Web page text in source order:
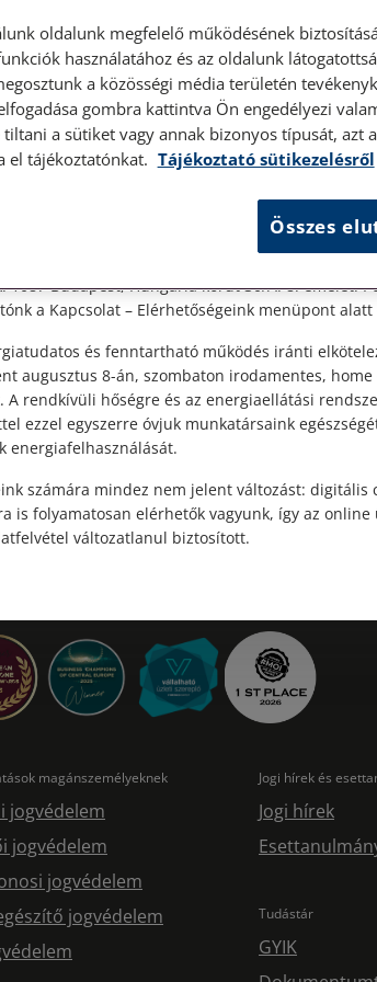
magánszemélyeknek
jogvédelem
jogvédelem
jogvédelem
jogvédelem
Jogi hírek és
Jogi hírek
Tudástár
GYIK
ügyfélfogadás
ügyfélszolgálatunk telefonon történő előzetes
1087 Budapest, Hungária körút 30/A. 8. emelet.
a Kapcsolat – Elérhetőségeink menüpont
és fenntartható működés iránti
augusztus 8-án, szombaton irodamentes,
A rendkívüli hőségre és az energiaellátási
ezzel egyszerre óvjuk munkatársaink
energiafelhasználását.
számára mindez nem jelent változást: digitális
is folyamatosan elérhetők vagyunk, így az online
változatlanul biztosított.
oldalunk megfelelő működésének
használatához és az oldalunk
a közösségi média területén
gombra kattintva Ön engedélyezi
tiltani a sütiket vagy annak bizonyos típusát,
el tájékoztatónkat. Tájékoztató sütikezelésről
Összes